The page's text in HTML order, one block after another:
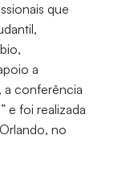
que
a
a conferência
e foi realizada
no